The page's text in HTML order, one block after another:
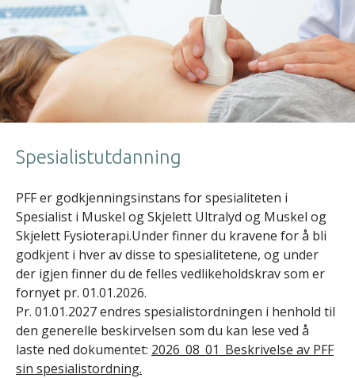
Spesialistutdanning
PFF er godkjenningsinstans for spesialiteten i
Spesialist i Muskel og Skjelett Ultralyd og Muskel og
Skjelett Fysioterapi.Under finner du kravene for å bli
godkjent i hver av disse to spesialitetene, og under
der igjen finner du de felles vedlikeholdskrav som er
fornyet pr. 01.01.2026.
Pr. 01.01.2027 endres spesialistordningen i henhold til
den generelle beskirvelsen som du kan lese ved å
laste ned dokumentet: 2026_08_01_Beskrivelse av PFF
sin spesialistordning.